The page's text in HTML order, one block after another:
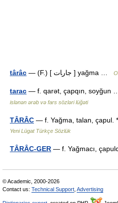
târâc — (F.) [ جارﺎﺕ ] yağma …
tarac — f. qarət, çapqın, soyğun
islənən ərəb və fars sözləri lüğəti
TÂRÂC — f. Yağma, talan, çapul.
Yeni Lügat Türkçe Sözlük
TÂRÂC-GER — f. Yağmacı,
© Academic, 2000-2026
Contact us: Technical Support Advertising